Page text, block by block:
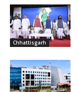
Chhattisgarh